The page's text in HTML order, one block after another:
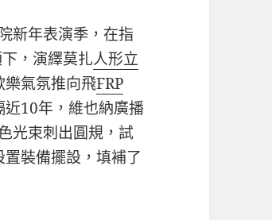
新年表演季，在指
，演繹莫扎人形立
樂氣氛推向飛FRP
10年，維也納廣播
光束刺出圓規，試
裝備擺設，填補了